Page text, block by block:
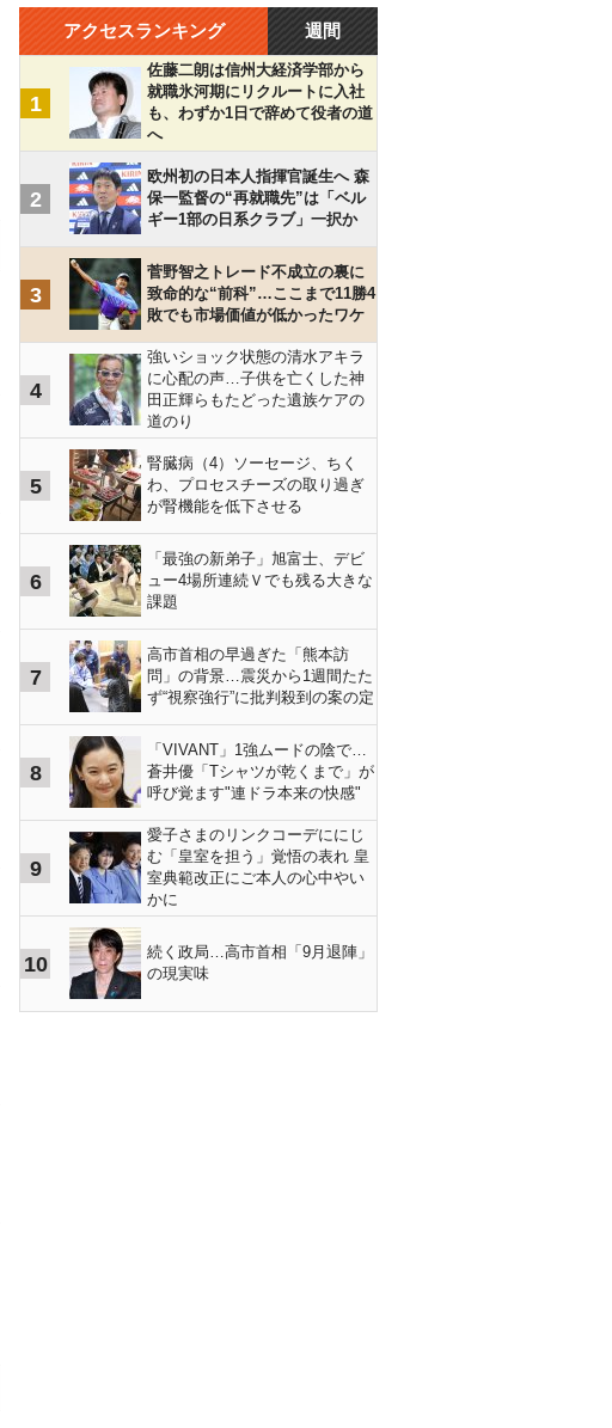
アクセスランキング 週間
1
佐藤二朗は信州大経済学部から
就職氷河期にリクルートに入社
も、わずか1日で辞めて役者の道
へ
2
欧州初の日本人指揮官誕生へ 森
保一監督の“再就職先”は「ベル
ギー1部の日系クラブ」一択か
3
菅野智之トレード不成立の裏に
致命的な“前科”…ここまで11勝4
敗でも市場価値が低かったワケ
4
強いショック状態の清水アキラ
に心配の声…子供を亡くした神
田正輝らもたどった遺族ケアの
道のり
5
腎臓病（4）ソーセージ、ちく
わ、プロセスチーズの取り過ぎ
が腎機能を低下させる
6
「最強の新弟子」旭富士、デビ
ュー4場所連続Ｖでも残る大きな
課題
7
高市首相の早過ぎた「熊本訪
問」の背景…震災から1週間たた
ず“視察強行”に批判殺到の案の定
8
「VIVANT」1強ムードの陰で…
蒼井優「Tシャツが乾くまで」が
呼び覚ます"連ドラ本来の快感"
9
愛子さまのリンクコーデににじ
む「皇室を担う」覚悟の表れ 皇
室典範改正にご本人の心中やい
かに
10
続く政局…高市首相「9月退陣」
の現実味